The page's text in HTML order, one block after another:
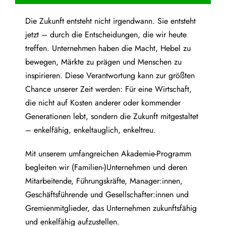
Die Zukunft entsteht nicht irgendwann. Sie entsteht
jetzt – durch die Entscheidungen, die wir heute
treffen. Unternehmen haben die Macht, Hebel zu
bewegen, Märkte zu prägen und Menschen zu
inspirieren. Diese Verantwortung kann zur größten
Chance unserer Zeit werden: Für eine Wirtschaft,
die nicht auf Kosten anderer oder kommender
Generationen lebt, sondern die Zukunft mitgestaltet
– enkelfähig, enkeltauglich, enkeltreu.
Mit unserem umfangreichen Akademie-Programm
begleiten wir (Familien-)Unternehmen und deren
Mitarbeitende, Führungskräfte, Manager:innen,
Geschäftsführende und Gesellschafter:innen und
Gremienmitglieder, das Unternehmen zukunftsfähig
und enkelfähig aufzustellen.